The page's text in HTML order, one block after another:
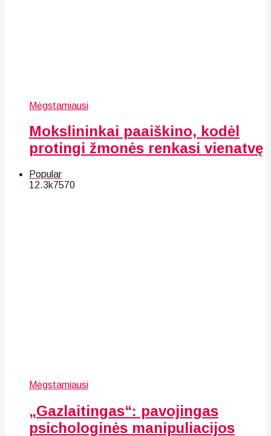
Mėgstamiausi
Mokslininkai paaiškino, kodėl
protingi žmonės renkasi vienatvę
Popular
12.3k7570
Mėgstamiausi
„Gazlaitingas“: pavojingas
psichologinės manipuliacijos